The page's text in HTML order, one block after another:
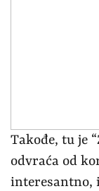
Takođe, tu je
odvraća od
interesantno,